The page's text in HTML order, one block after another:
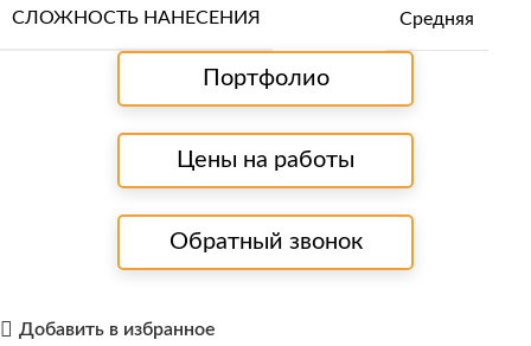
СЛОЖНОСТЬ НАНЕСЕНИЯ Средняя
Портфолио
Цены на работы
Обратный звонок
Добавить в избранное